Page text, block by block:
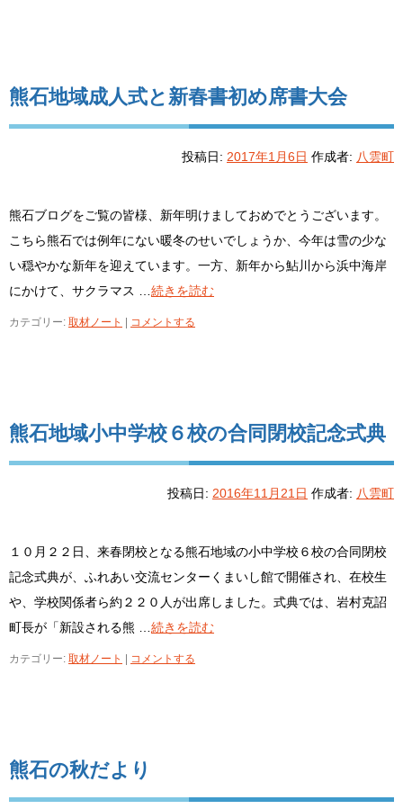
熊石地域成人式と新春書初め席書大会
投稿日: 2017年1月6日 作成者: 八雲町
熊石ブログをご覧の皆様、新年明けましておめでとうございます。
こちら熊石では例年にない暖冬のせいでしょうか、今年は雪の少な
い穏やかな新年を迎えています。一方、新年から鮎川から浜中海岸
にかけて、サクラマス … 続きを読む
カテゴリー: 取材ノート コメントする
熊石地域小中学校６校の合同閉校記念式典
投稿日: 2016年11月21日 作成者: 八雲町
１０月２２日、来春閉校となる熊石地域の小中学校６校の合同閉校
記念式典が、ふれあい交流センターくまいし館で開催され、在校生
や、学校関係者ら約２２０人が出席しました。式典では、岩村克詔
町長が「新設される熊 … 続きを読む
カテゴリー: 取材ノート コメントする
熊石の秋だより